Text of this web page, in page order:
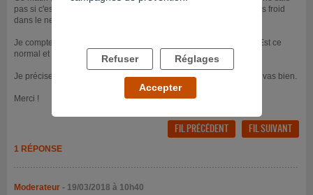
pas si c'est dans la tête. Comme si les parois était plus fragile (plus froid
dans le nez, ...).
Je compte jamais en reprendre. Je voulais savoir, est ce grave ? Est ce
normal et du coup passager ?
Je précise qu'en dehors de ça je n'ai rien, pas de croître, etc.. tout vas bien.
Merci !
FIL PRÉCÉDENT FIL SUIVANT
1 RÉPONSE
Moderateur - 19/03/2018 à 10h40
Refuser Réglages
Accepter